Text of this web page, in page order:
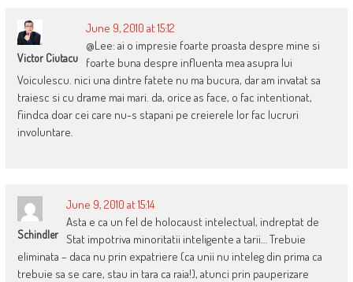
Victor Ciutacu
June 9, 2010 at 15:12
@Lee: ai o impresie foarte proasta despre mine si
foarte buna despre influenta mea asupra lui
Voiculescu. nici una dintre fatete nu ma bucura, dar am invatat sa
traiesc si cu drame mai mari. da, orice as face, o fac intentionat,
fiindca doar cei care nu-s stapani pe creierele lor fac lucruri
involuntare.
Schindler
June 9, 2010 at 15:14
Asta e ca un fel de holocaust intelectual, indreptat de
Stat impotriva minoritatii inteligente a tarii… Trebuie
eliminata – daca nu prin expatriere (ca unii nu inteleg din prima ca
trebuie sa se care, stau in tara ca raia!), atunci prin pauperizare